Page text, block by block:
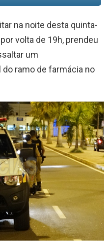
na noite desta quinta-
volta de 19h, prendeu
um
ramo de farmácia no